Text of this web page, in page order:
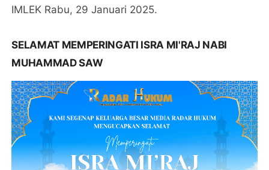
IMLEK Rabu, 29 Januari 2025.
SELAMAT MEMPERINGATI ISRA MI'RAJ NABI
MUHAMMAD SAW